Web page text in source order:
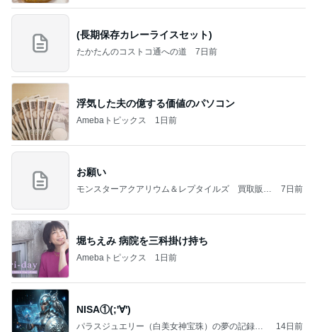
(長期保存カレーライスセット)
たかたんのコストコ通への道 7日前
浮気した夫の億する価値のパソコン
Amebaトピックス 1日前
お願い
モンスターアクアリウム＆レプタイルズ 買取販売
7日前
堀ちえみ 病院を三科掛け持ち
Amebaトピックス 1日前
NISA①(;'∀')
パラスジュエリー（白美女神宝珠）の夢の記録
14日前